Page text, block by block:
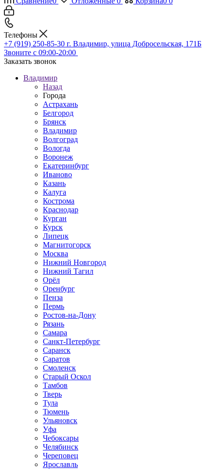
Телефоны
+7 (919) 250-85-30 г. Владимир, улица Добросельская, 171Б
Звоните с 09:00-20:00
Заказать звонок
Владимир
Назад
Города
Астрахань
Белгород
Брянск
Владимир
Волгоград
Вологда
Воронеж
Екатеринбург
Иваново
Казань
Калуга
Кострома
Краснодар
Курган
Курск
Липецк
Магнитогорск
Москва
Нижний Новгород
Нижний Тагил
Орёл
Оренбург
Пенза
Пермь
Ростов‑на‑Дону
Рязань
Самара
Санкт‑Петербург
Саранск
Саратов
Смоленск
Старый Оскол
Тамбов
Тверь
Тула
Тюмень
Ульяновск
Уфа
Чебоксары
Челябинск
Череповец
Ярославль